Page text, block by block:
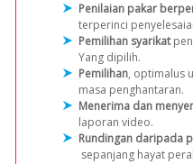
Penilaian pakar
terperinci
Pemilihan syarikat
Yang dipilih.
Pemilihan, optimalus
masa penghantaran.
Menerima dan
laporan video.
Rundingan daripada
sepanjang hayat